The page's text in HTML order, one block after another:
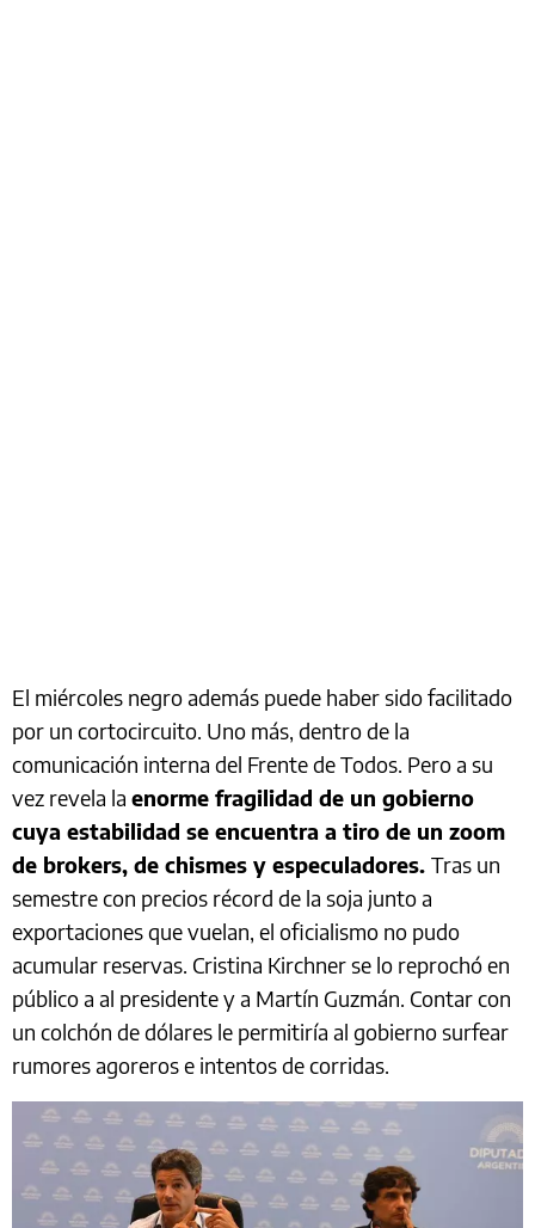
El miércoles negro además puede haber sido facilitado
por un cortocircuito. Uno más, dentro de la
comunicación interna del Frente de Todos. Pero a su
vez revela la enorme fragilidad de un gobierno
cuya estabilidad se encuentra a tiro de un zoom
de brokers, de chismes y especuladores. Tras un
semestre con precios récord de la soja junto a
exportaciones que vuelan, el oficialismo no pudo
acumular reservas. Cristina Kirchner se lo reprochó en
público a al presidente y a Martín Guzmán. Contar con
un colchón de dólares le permitiría al gobierno surfear
rumores agoreros e intentos de corridas.